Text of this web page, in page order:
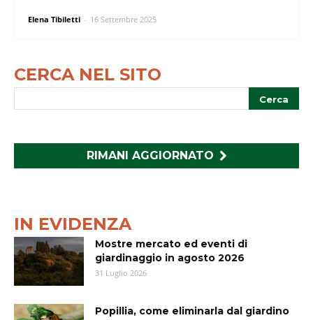
Elena Tibiletti - 16 Settembre 2025
CERCA NEL SITO
RIMANI AGGIORNATO
IN EVIDENZA
Mostre mercato ed eventi di
giardinaggio in agosto 2026
31 Luglio 2026
Popillia, come eliminarla dal giardino